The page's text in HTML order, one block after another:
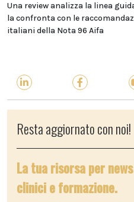
Una review analizza la linea
la confronta con le
italiani della Nota 96 Aifa
Resta aggiornato con noi!
La tua risorsa per
clinici e formazione.